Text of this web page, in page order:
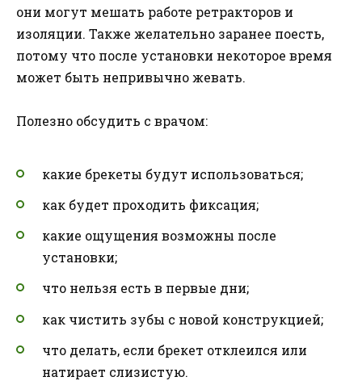
они могут мешать работе ретракторов и
изоляции. Также желательно заранее поесть,
потому что после установки некоторое время
может быть непривычно жевать.
Полезно обсудить с врачом:
какие брекеты будут использоваться;
как будет проходить фиксация;
какие ощущения возможны после
установки;
что нельзя есть в первые дни;
как чистить зубы с новой конструкцией;
что делать, если брекет отклеился или
натирает слизистую.